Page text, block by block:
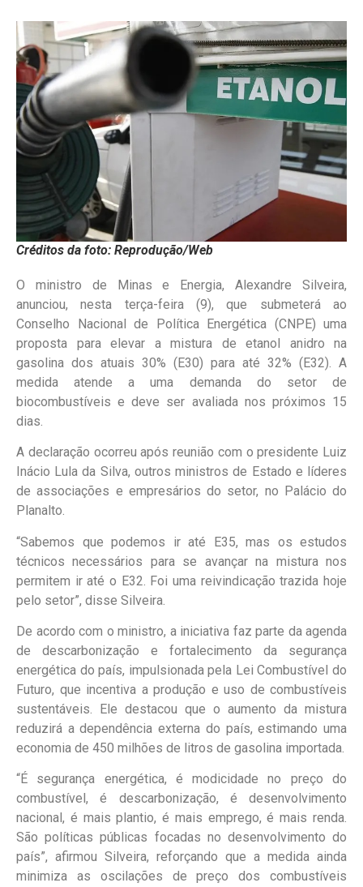
Créditos da foto: Reprodução/Web
O ministro de Minas e Energia, Alexandre Silveira,
anunciou, nesta terça-feira (9), que submeterá ao
Conselho Nacional de Política Energética (CNPE) uma
proposta para elevar a mistura de etanol anidro na
gasolina dos atuais 30% (E30) para até 32% (E32). A
medida atende a uma demanda do setor de
biocombustíveis e deve ser avaliada nos próximos 15
dias.
A declaração ocorreu após reunião com o presidente Luiz
Inácio Lula da Silva, outros ministros de Estado e líderes
de associações e empresários do setor, no Palácio do
Planalto.
“Sabemos que podemos ir até E35, mas os estudos
técnicos necessários para se avançar na mistura nos
permitem ir até o E32. Foi uma reivindicação trazida hoje
pelo setor”, disse Silveira.
De acordo com o ministro, a iniciativa faz parte da agenda
de descarbonização e fortalecimento da segurança
energética do país, impulsionada pela Lei Combustível do
Futuro, que incentiva a produção e uso de combustíveis
sustentáveis. Ele destacou que o aumento da mistura
reduzirá a dependência externa do país, estimando uma
economia de 450 milhões de litros de gasolina importada.
“É segurança energética, é modicidade no preço do
combustível, é descarbonização, é desenvolvimento
nacional, é mais plantio, é mais emprego, é mais renda.
São políticas públicas focadas no desenvolvimento do
país”, afirmou Silveira, reforçando que a medida ainda
minimiza as oscilações de preço dos combustíveis